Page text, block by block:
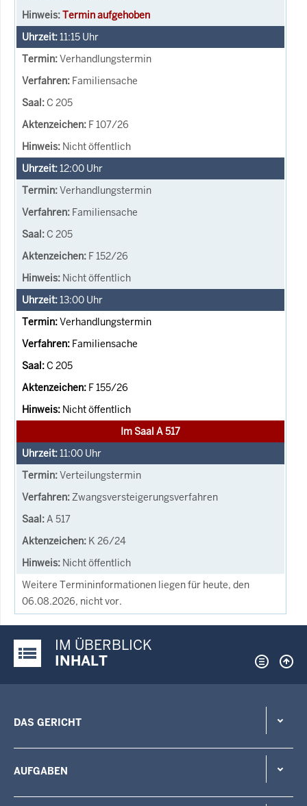
Termin aufgehoben
11:15 Uhr
Verhandlungstermin
Familiensache
C 205
F 107/26
Nicht öffentlich
12:00 Uhr
Verhandlungstermin
Familiensache
C 205
F 152/26
Nicht öffentlich
13:00 Uhr
Verhandlungstermin
Familiensache
C 205
F 155/26
Nicht öffentlich
Im Saal A 517
11:00 Uhr
Verteilungstermin
Zwangsversteigerungsverfahren
A 517
K 26/24
Nicht öffentlich
Weitere Termininformationen liegen für heute, den
06.08.2026, nicht vor.
Justiz-Portal im Überblick:
IM ÜBERBLICK
INHALT
DAS GERICHT
AUFGABEN